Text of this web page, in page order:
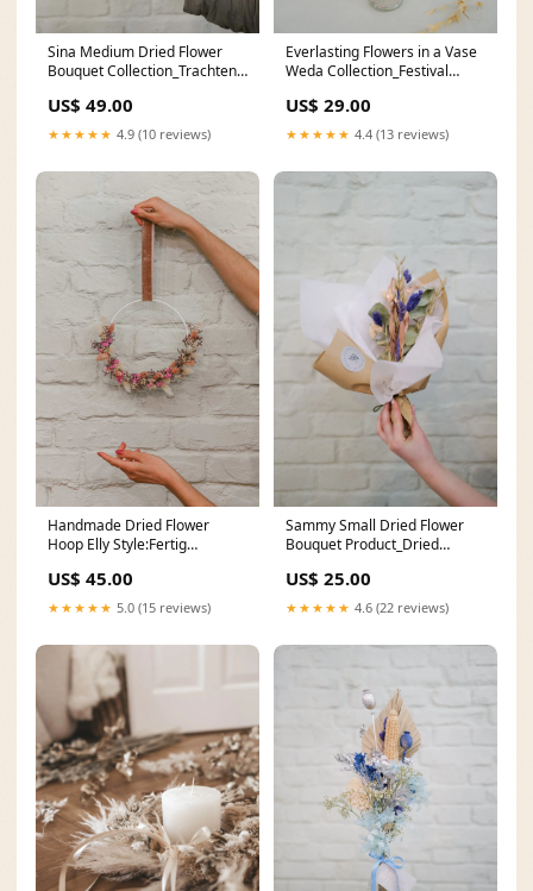
Sina Medium Dried Flower
Bouquet Collection_Trachten
US$ 49.00
★★★★★ 4.9 (10 reviews)
Everlasting Flowers in a Vase
Weda Collection_Festival
US$ 29.00
★★★★★ 4.4 (13 reviews)
Handmade Dried Flower
Hoop Elly Style:Fertig
US$ 45.00
★★★★★ 5.0 (15 reviews)
Sammy Small Dried Flower
Bouquet Product_Dried
US$ 25.00
★★★★★ 4.6 (22 reviews)